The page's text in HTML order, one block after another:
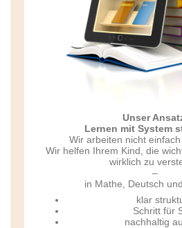
Unser
Lernen mit System
Wir arbeiten nicht einfach
Wir helfen Ihrem Kind, die
wirklich zu
–
in Mathe, Deutsch
klar
Schritt für
nachhaltig